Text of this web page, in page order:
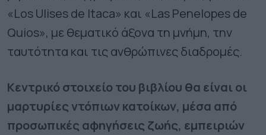
«Los Ulises de Itaca» και «Las Penelopes de
Quios», με θεματικό άξονα τη μνήμη, την
ταυτότητα και τις ανθρώπινες διαδρομές.
Κεντρικό στοιχείο του βιβλίου θα είναι οι
μαρτυρίες ντόπιων κατοίκων, μέσα από
προσωπικές αφηγήσεις ζωής, εμπειριών